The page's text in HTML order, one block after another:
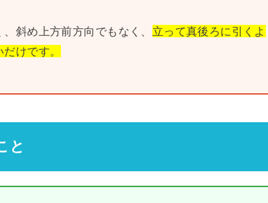
斜め上方前方向でもなく、 立って真後ろに引くよ
けです。
と